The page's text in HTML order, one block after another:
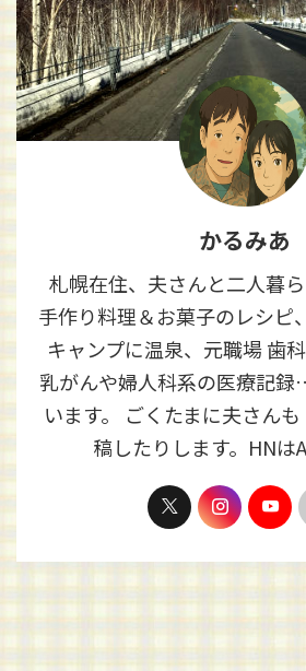
かるみあ
札幌在住、夫さんと二人暮ら
手作り料理＆お菓子のレシピ
キャンプに温泉、元職場 歯
乳がんや婦人科系の医療記
います。 ごくたまに夫さん
稿したりします。HNは